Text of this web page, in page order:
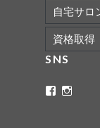
自宅サロ
資格取得
SNS